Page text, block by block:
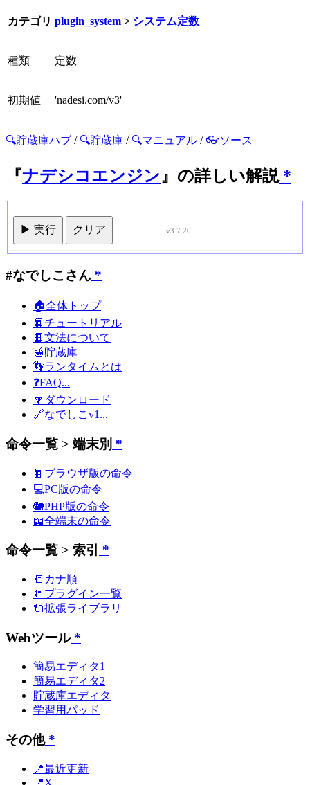
カテゴリ plugin_system > システム定数
種類 定数
初期値 'nadesi.com/v3'
🔍貯蔵庫ハブ / 🔍貯蔵庫 / 🔍マニュアル /👓ソース
『ナデシコエンジン』の詳しい解説*
▶ 実行 クリア v3.7.20
#なでしこさん *
🏠全体トップ
📙チュートリアル
📙文法について
🍯貯蔵庫
👣ランタイムとは
❓FAQ...
🔽ダウンロード
🔗なでしこv1...
命令一覧 > 端末別 *
📙ブラウザ版の命令
💻PC版の命令
🐘PHP版の命令
📖全端末の命令
命令一覧 > 索引 *
📒カナ順
📒プラグイン一覧
🔌拡張ライブラリ
Webツール*
簡易エディタ1
簡易エディタ2
貯蔵庫エディタ
学習用パッド
その他*
📍最近更新
📍X